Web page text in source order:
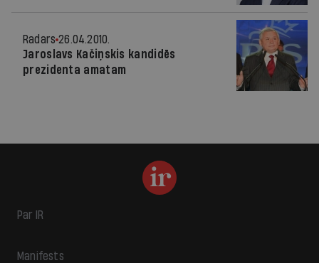
Radars 26.04.2010.
Jaroslavs Kačiņskis kandidēs
prezidenta amatam
Par IR
Manifests